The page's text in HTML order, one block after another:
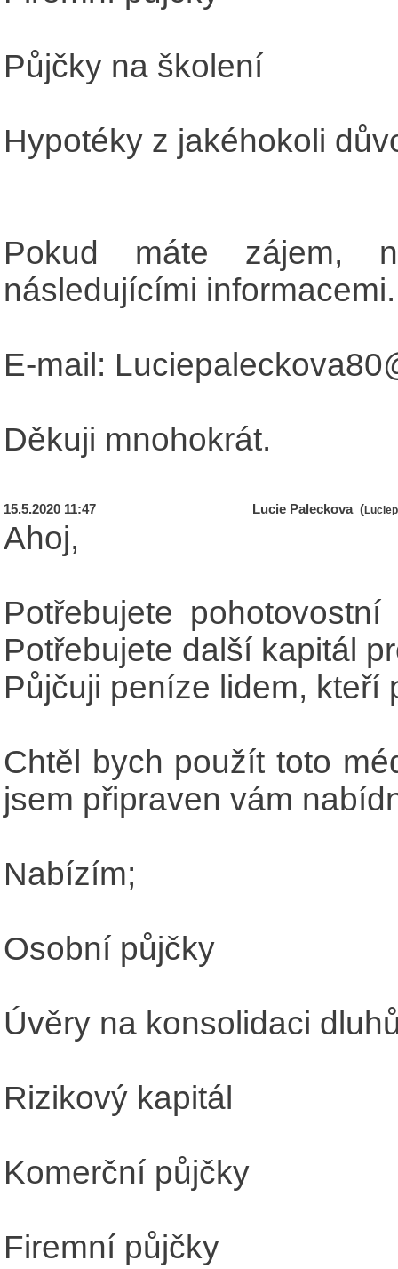
Půjčky na školení
Hypotéky z jakéhokoli
Pokud máte zájem,
následujícími informacemi.
E-mail:
Děkuji mnohokrát.
15.5.2020 11:47 Lucie Paleckova (
Ahoj,
Potřebujete
Potřebujete další kapitál
Půjčuji peníze lidem, kteří
Chtěl bych použít toto
jsem připraven vám
Nabízím;
Osobní půjčky
Úvěry na konsolidaci
Rizikový kapitál
Komerční půjčky
Firemní půjčky